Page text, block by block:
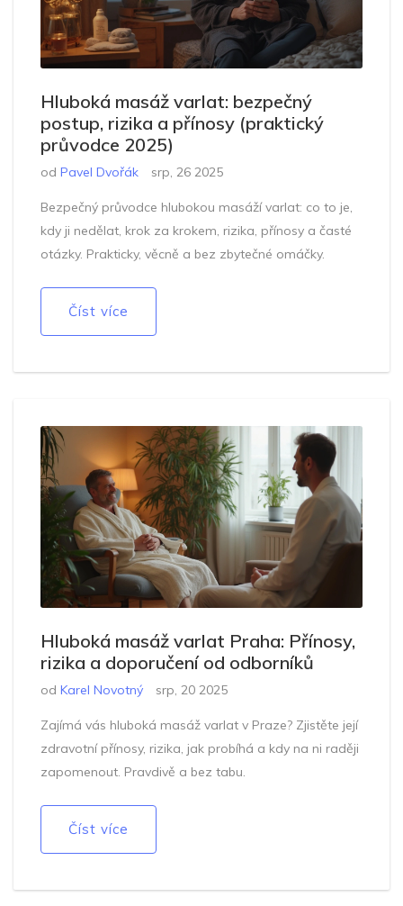
Hluboká masáž varlat: bezpečný
postup, rizika a přínosy (praktický
průvodce 2025)
od Pavel Dvořák srp, 26 2025
Bezpečný průvodce hlubokou masáží varlat: co to je,
kdy ji nedělat, krok za krokem, rizika, přínosy a časté
otázky. Prakticky, věcně a bez zbytečné omáčky.
Číst více
Hluboká masáž varlat Praha: Přínosy,
rizika a doporučení od odborníků
od Karel Novotný srp, 20 2025
Zajímá vás hluboká masáž varlat v Praze? Zjistěte její
zdravotní přínosy, rizika, jak probíhá a kdy na ni raději
zapomenout. Pravdivě a bez tabu.
Číst více